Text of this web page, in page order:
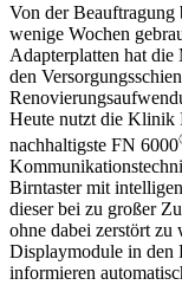
Von der Beauftragung
wenige Wochen
Adapterplatten hat die
den
Heute nutzt die Klinik
nachhaltigste FN 6000
Birntaster mit
dieser bei zu großer
ohne dabei zerstört zu
Displaymodule in den
informieren